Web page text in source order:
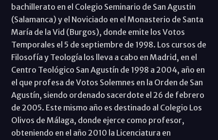
bachillerato en el Colegio Seminario de San Agustin
(Salamanca) y el Noviciado en el Monasterio de Santa
María de la Vid (Burgos), donde emite los Votos
Temporales el 5 de septiembre de 1998. Los cursos de
Filosofía y Teología los lleva a cabo en Madrid, en el
Centro Teológico San Agustín de 1998 a 2004, año en
el que profesa de Votos Solemnes en la Orden de San
Agustín, siendo ordenado sacerdote el 26 de febrero
de 2005. Este mismo año es destinado al Colegio Los
Olivos de Málaga, donde ejerce como profesor,
obteniendo en el año 2010 la Licenciatura en